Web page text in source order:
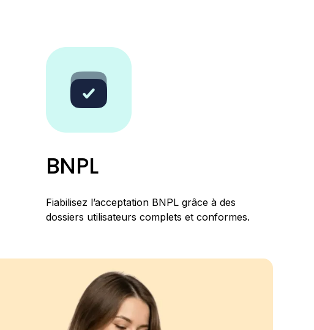
BNPL
Fiabilisez l’acceptation BNPL grâce à des
dossiers utilisateurs complets et conformes.